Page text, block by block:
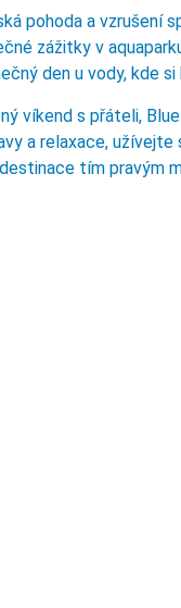
pohoda a vzrušení
zážitky v
den u vody, kde
víkend s přáteli,
a relaxace, užívejte
tím pravým